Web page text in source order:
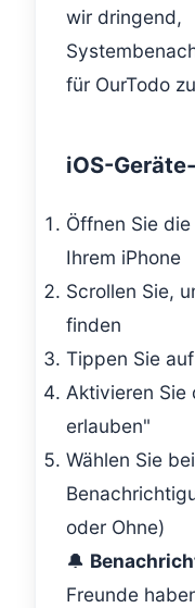
wir dringend,
für OurTodo
iOS-
Öffnen Sie
Ihrem iPhone
Scrollen Sie,
finden
Tippen Sie
Aktivieren Sie
erlauben"
Wählen Sie
oder Ohne)
🔔
Freunde